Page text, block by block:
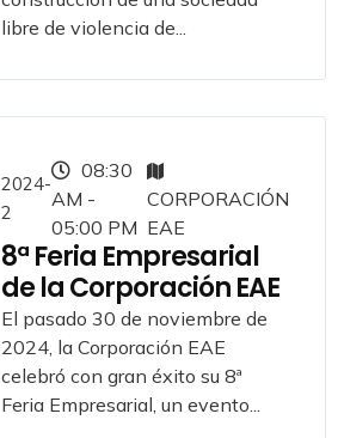
libre de violencia de...
2024-
2
08:30
AM -
05:00 PM
CORPORACIÓN
EAE
8ª Feria Empresarial
de la Corporación EAE
El pasado 30 de noviembre de
2024, la Corporación EAE
celebró con gran éxito su 8ª
Feria Empresarial, un evento...